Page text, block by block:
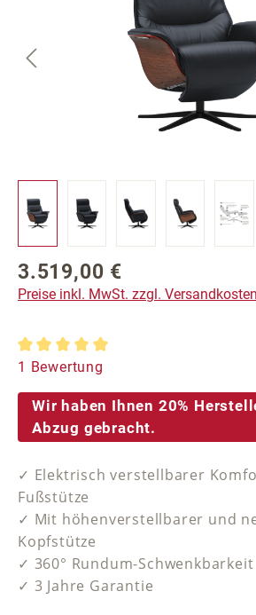
Regulärer Preis:
3.519,00 €
Preise inkl. MwSt. zzgl. Versandkosten
Durchschnittliche Bewertung von 5
1 Bewertung
Wir haben Ihnen 20%
Abzug gebracht.
✓ Elektrisch verstellbarer
Fußstütze
✓ Mit höhenverstellbarer und
Kopfstütze
✓ 360° Rundum-Schwenkbarkeit
✓ 3 Jahre Garantie